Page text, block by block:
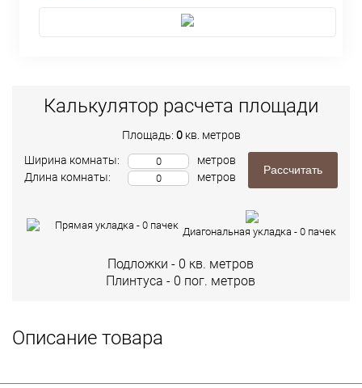
Калькулятор расчета площади
Площадь: 0 кв. метров
Ширина комнаты:
Длина комнаты:
метров
метров
Рассчитать
Прямая укладка - 0 пачек
Диагональная укладка - 0 пачек
Подложки - 0 кв. метров
Плинтуса - 0 пог. метров
Описание товара